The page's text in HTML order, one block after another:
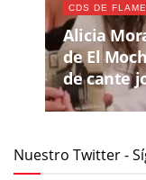
CDS DE
Alicia
de El
de cante
Nuestro Twitter -